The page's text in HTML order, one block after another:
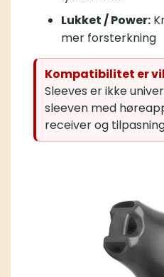
Lukket / Power:
mer forsterkning
Kompatibilitet er
Sleeves er ikke
sleeven med
receiver og